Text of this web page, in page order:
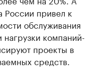
России привел к
обслуживания
компаний-
проекты в
средств.